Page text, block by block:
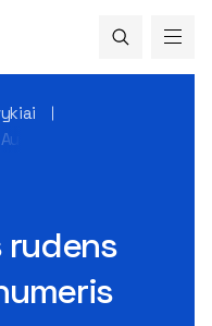
numeris
rudens